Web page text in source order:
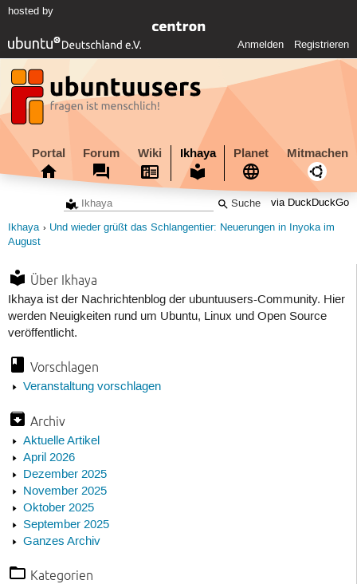
hosted by
Anmelden Registrieren
Portal Forum Wiki Ikhaya Planet Mitmachen
via DuckDuckGo
Ikhaya
Und wieder grüßt das Schlangentier: Neuerungen in Inyoka im
August
Über Ikhaya
Ikhaya ist der Nachrichtenblog der ubuntuusers-Community. Hier
werden Neuigkeiten rund um Ubuntu, Linux und Open Source
veröffentlicht.
Vorschlagen
Veranstaltung vorschlagen
Archiv
Aktuelle Artikel
April 2026
Dezember 2025
November 2025
Oktober 2025
September 2025
Ganzes Archiv
Kategorien